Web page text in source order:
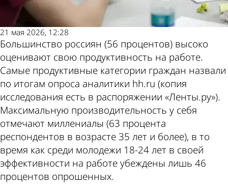
21 мая 2026, 12:28
Большинство россиян (56 процентов) высоко
оценивают свою продуктивность на работе.
Самые продуктивные категории граждан назвали
по итогам опроса аналитики hh.ru (копия
исследования есть в распоряжении «Ленты.ру»).
Максимальную производительность у себя
отмечают миллениалы (63 процента
респондентов в возрасте 35 лет и более), в то
время как среди молодежи 18-24 лет в своей
эффективности на работе убеждены лишь 46
процентов опрошенных.